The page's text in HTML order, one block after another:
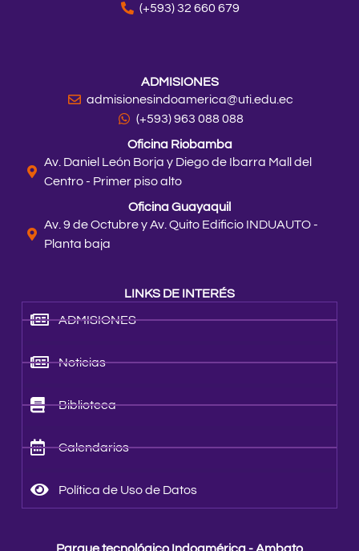
LINKS DE INTERÉS
ADMISIONES
Noticias
Biblioteca
Calendarios
Política de Uso de Datos
(+593) 32 660 679
ADMISIONES
admisionesindoamerica@uti.edu.ec
(+593) 963 088 088
Oficina Riobamba
Av. Daniel León Borja y Diego de Ibarra Mall del
Centro - Primer piso alto
Oficina Guayaquil
Av. 9 de Octubre y Av. Quito Edificio INDUAUTO -
Planta baja